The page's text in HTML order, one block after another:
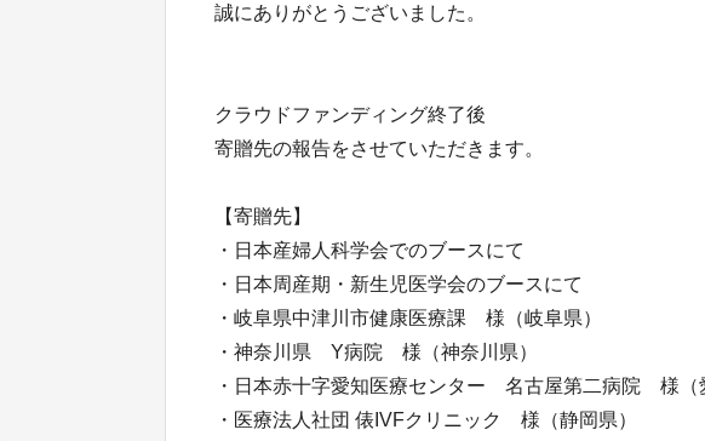
誠にありがとうございました。
クラウドファンディング終了後
寄贈先の報告をさせていただきます。
【寄贈先】
・日本産婦人科学会でのブースにて
・日本周産期・新生児医学会のブースにて
・岐阜県中津川市健康医療課 様（岐阜県）
・神奈川県 Y病院 様（神奈川県）
・日本赤十字愛知医療センター 名古屋第二病院 様（
・医療法人社団 俵IVFクリニック 様（静岡県）